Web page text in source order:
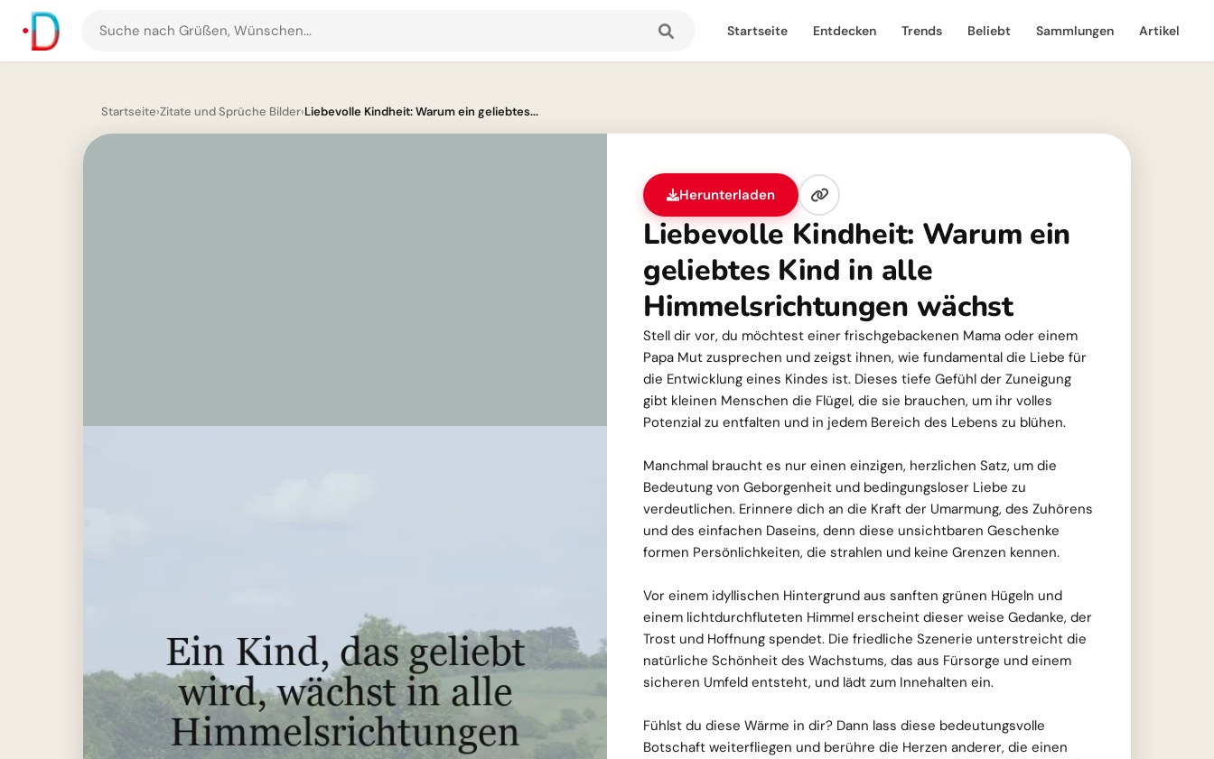
Suche
nach
und
Startseite Entdecken Trends Beliebt Sammlungen Artikel
Startseite›Zitate und Sprüche Bilder›Liebevolle Kindheit: Warum ein geliebtes...
Herunterladen
Liebevolle Kindheit: Warum ein
geliebtes Kind in alle
Himmelsrichtungen wächst
Stell dir vor, du möchtest einer frischgebackenen Mama oder einem
Papa Mut zusprechen und zeigst ihnen, wie fundamental die Liebe für
die Entwicklung eines Kindes ist. Dieses tiefe Gefühl der Zuneigung
gibt kleinen Menschen die Flügel, die sie brauchen, um ihr volles
Potenzial zu entfalten und in jedem Bereich des Lebens zu blühen.
Manchmal braucht es nur einen einzigen, herzlichen Satz, um die
Bedeutung von Geborgenheit und bedingungsloser Liebe zu
verdeutlichen. Erinnere dich an die Kraft der Umarmung, des Zuhörens
und des einfachen Daseins, denn diese unsichtbaren Geschenke
formen Persönlichkeiten, die strahlen und keine Grenzen kennen.
Vor einem idyllischen Hintergrund aus sanften grünen Hügeln und
einem lichtdurchfluteten Himmel erscheint dieser weise Gedanke, der
Trost und Hoffnung spendet. Die friedliche Szenerie unterstreicht die
natürliche Schönheit des Wachstums, das aus Fürsorge und einem
sicheren Umfeld entsteht, und lädt zum Innehalten ein.
Fühlst du diese Wärme in dir? Dann lass diese bedeutungsvolle
Botschaft weiterfliegen und berühre die Herzen anderer, die einen